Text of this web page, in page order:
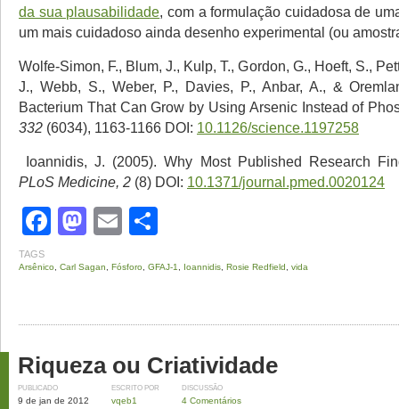
da sua plausabilidade, com a formulação cuidadosa de
um mais cuidadoso ainda desenho experimental (ou
Wolfe-Simon, F., Blum, J., Kulp, T., Gordon, G., Hoeft, S.,
J., Webb, S., Weber, P., Davies, P., Anbar, A., &
Bacterium That Can Grow by Using Arsenic Instead of
332 (6034), 1163-1166 DOI: 10.1126/science.1197258
Ioannidis, J. (2005). Why Most Published Research
PLoS Medicine, 2 (8) DOI: 10.1371/journal.pmed.0020124
Facebook
Mastodon
Email
TAGS
Arsênico Carl Sagan Fósforo GFAJ-1 Ioannidis Rosie Redfield vida
Riqueza ou Criatividade
PUBLICADO
9 de jan de 2012
ESCRITO POR
vqeb1
DISCUSSÃO
4 Comentários